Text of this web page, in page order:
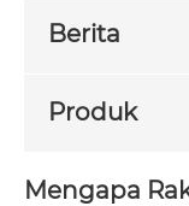
Berita
Produk
Mengapa